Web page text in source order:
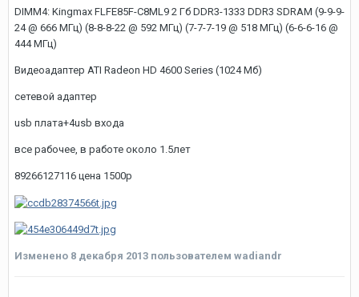
DIMM4: Kingmax FLFE85F-C8ML9 2 Гб DDR3-1333 DDR3 SDRAM (9-9-9-
24 @ 666 МГц) (8-8-8-22 @ 592 МГц) (7-7-7-19 @ 518 МГц) (6-6-6-16 @
444 МГц)
Видеоадаптер ATI Radeon HD 4600 Series (1024 Мб)
сетевой адаптер
usb плата+4usb входа
все рабочее, в работе около 1.5лет
89266127116 цена 1500р
Изменено 8 декабря 2013 пользователем wadiandr